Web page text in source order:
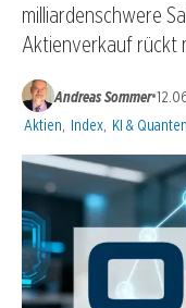
milliardenschwere
Aktienverkauf rückt
Andreas Sommer•
Kategorien:
Aktien Index KI &